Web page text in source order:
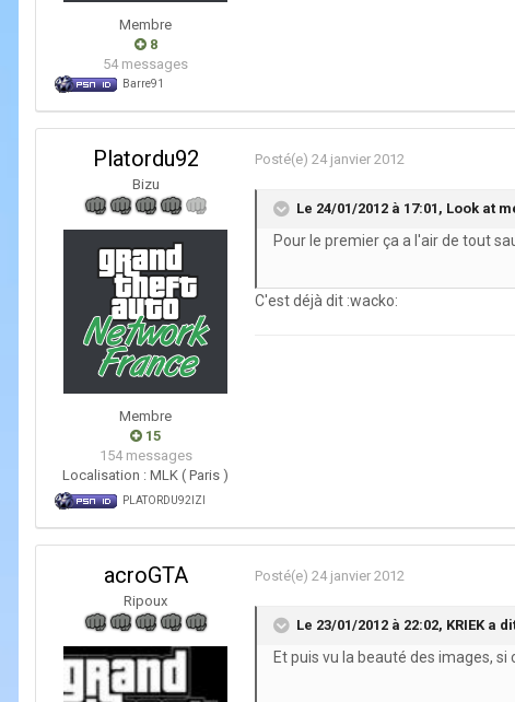
Membre
8
54 messages
Barre91
Platordu92
Bizu
Membre
15
154 messages
Localisation : MLK ( Paris )
PLATORDU92IZI
Posté(e) 24 janvier 2012
Le 24/01/2012 à 17:01, Look at
Pour le premier ça a l'air de tout
C'est déjà dit :wacko:
acroGTA
Ripoux
Posté(e) 24 janvier 2012
Le 23/01/2012 à 22:02, KRIEK a
Et puis vu la beauté des images, si